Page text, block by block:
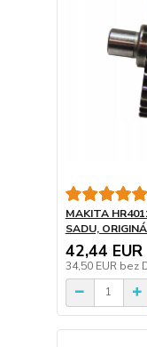
MAKITA
SADU,
42,44 EUR
34,50 EUR bez